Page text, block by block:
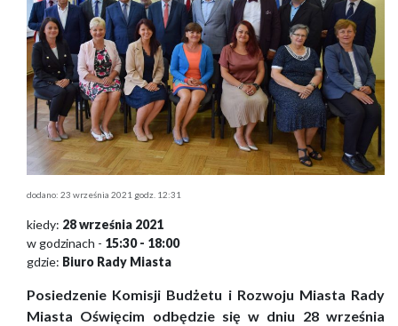
dodano: 23 września 2021 godz. 12:31
kiedy: 28 września 2021
w godzinach - 15:30 - 18:00
gdzie: Biuro Rady Miasta
Posiedzenie Komisji Budżetu i Rozwoju Miasta Rady
Miasta Oświęcim odbędzie się w dniu 28 września